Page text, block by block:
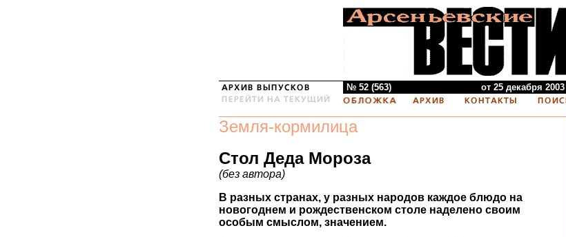
№ 52 (563) от 25 декабря 2003
Земля-кормилица
Стол Деда Мороза
(без автора)
В разных странах, у разных народов каждое блюдо на
новогоднем и рождественском столе наделено своим
особым смыслом, значением.